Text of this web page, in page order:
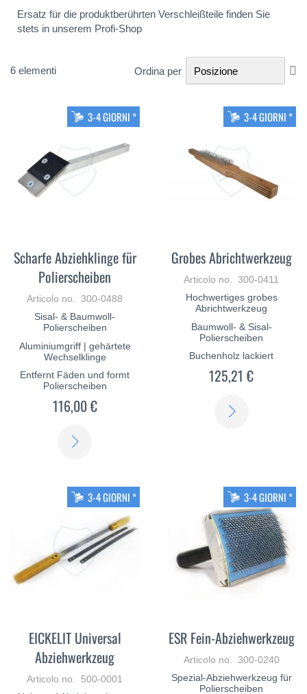
Ersatz für die produktberührten Verschleißteile finden Sie
stets in unserem Profi-Shop
6 elementi Ordina per
3-4 GIORNI *
Scharfe Abziehklinge für
Polierscheiben
Articolo no. 300-0488
Sisal- & Baumwoll-
Polierscheiben
Aluminiumgriff | gehärtete
Wechselklinge
Entfernt Fäden und formt
Polierscheiben
116,00 €
3-4 GIORNI *
Grobes Abrichtwerkzeug
Articolo no. 300-0411
Hochwertiges grobes
Abrichtwerkzeug
Baumwoll- & Sisal-
Polierscheiben
Buchenholz lackiert
125,21 €
3-4 GIORNI *
EICKELIT Universal
Abziehwerkzeug
Articolo no. 500-0001
3-4 GIORNI *
ESR Fein-Abziehwerkzeug
Articolo no. 300-0240
Spezial-Abziehwerkzeug für
Polierscheiben